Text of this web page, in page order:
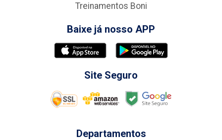
Treinamentos Boni
Baixe já nosso APP
Site Seguro
Departamentos